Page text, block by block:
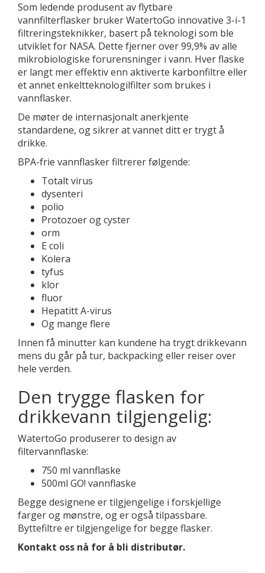
Som ledende produsent av flytbare
vannfilterflasker bruker WatertoGo innovative 3-i-1
filtreringsteknikker, basert på teknologi som ble
utviklet for NASA. Dette fjerner over 99,9% av alle
mikrobiologiske forurensninger i vann. Hver flaske
er langt mer effektiv enn aktiverte karbonfiltre eller
et annet enkeltteknologilfilter som brukes i
vannflasker.
De møter de internasjonalt anerkjente
standardene, og sikrer at vannet ditt er trygt å
drikke.
BPA-frie vannflasker filtrerer følgende:
Totalt virus
dysenteri
polio
Protozoer og cyster
orm
E coli
Kolera
tyfus
klor
fluor
Hepatitt A-virus
Og mange flere
Innen få minutter kan kundene ha trygt drikkevann
mens du går på tur, backpacking eller reiser over
hele verden.
Den trygge flasken for
drikkevann tilgjengelig:
WatertoGo produserer to design av
filtervannflaske:
750 ml vannflaske
500ml GO! vannflaske
Begge designene er tilgjengelige i forskjellige
farger og mønstre, og er også tilpassbare.
Byttefiltre er tilgjengelige for begge flasker.
Kontakt oss nå for å bli distributør.